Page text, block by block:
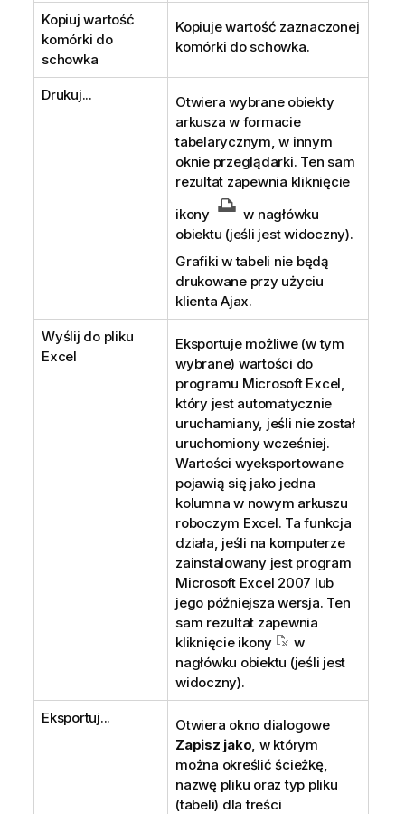
Kopiuj wartość
komórki do
schowka
Kopiuje wartość zaznaczonej
komórki do schowka.
Drukuj...
Otwiera wybrane obiekty
arkusza w formacie
tabelarycznym, w innym
oknie przeglądarki. Ten sam
rezultat zapewnia kliknięcie
ikony
w nagłówku
obiektu (jeśli jest widoczny).
Grafiki w tabeli nie będą
drukowane przy użyciu
klienta Ajax.
Wyślij do pliku
Excel
Eksportuje możliwe (w tym
wybrane) wartości do
programu Microsoft Excel,
który jest automatycznie
uruchamiany, jeśli nie został
uruchomiony wcześniej.
Wartości wyeksportowane
pojawią się jako jedna
kolumna w nowym arkuszu
roboczym Excel. Ta funkcja
działa, jeśli na komputerze
zainstalowany jest program
Microsoft Excel 2007 lub
jego późniejsza wersja. Ten
sam rezultat zapewnia
kliknięcie ikony
w
nagłówku obiektu (jeśli jest
widoczny).
Eksportuj...
Otwiera okno dialogowe
Zapisz jako , w którym
można określić ścieżkę,
nazwę pliku oraz typ pliku
(tabeli) dla treści